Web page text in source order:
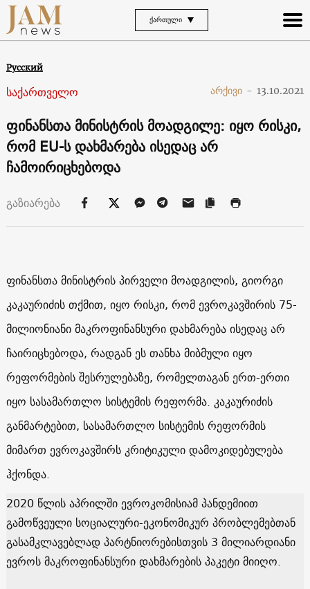
ᲥᲐᲠᲗᲣᲚᲘ
Русский
საქართველო არქივი - 13.10.2021
ფინანსთა მინისტრის მოადგილე: იყო რისკი,
რომ EU-ს დახმარება ისედაც არ
ჩამოირიცხებოდა
გაზიარება
ფინანსთა მინისტრის პირველი მოადგილის, გიორგი
კაკაურიძის თქმით, იყო რისკი, რომ ევროკავშირის 75-
მილიონიანი მაკროფინანსური დახმარება ისედაც არ
ჩაირიცხებოდა, რადგან ეს თანხა მიბმული იყო
რეფორმების შესრულებაზე, რომელთაგან ერთ-ერთი
იყო სასამართლო სისტემის რეფორმა. კაკაურიძის
განმარტებით, სასამართლო სისტემის რეფორმის
მიმართ ევროკავშირს კრიტიკული დამოკიდებულება
ჰქონდა.
2020 წლის აპრილში ევროკომისიამ პანდემიით
გამოწვეული სოციალური-ეკონომიკურ პრობლემებთან
გასამკლავებლად პარტნიორებისთვის 3 მილიარდიანი
ევროს მაკროფინანსური დახმარების პაკეტი მიიღო.